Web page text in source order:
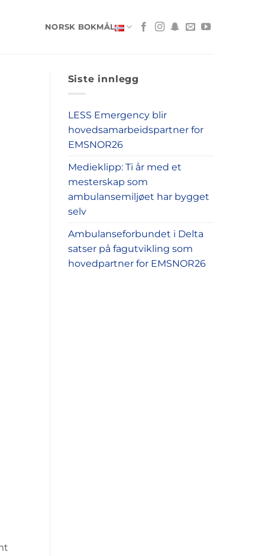
NORSK BOKMÅL
Siste innlegg
LESS Emergency blir
hovedsamarbeidspartner for
EMSNOR26
Medieklipp: Ti år med et
mesterskap som
ambulansemiljøet har bygget
selv
Ambulanseforbundet i Delta
satser på fagutvikling som
hovedpartner for EMSNOR26